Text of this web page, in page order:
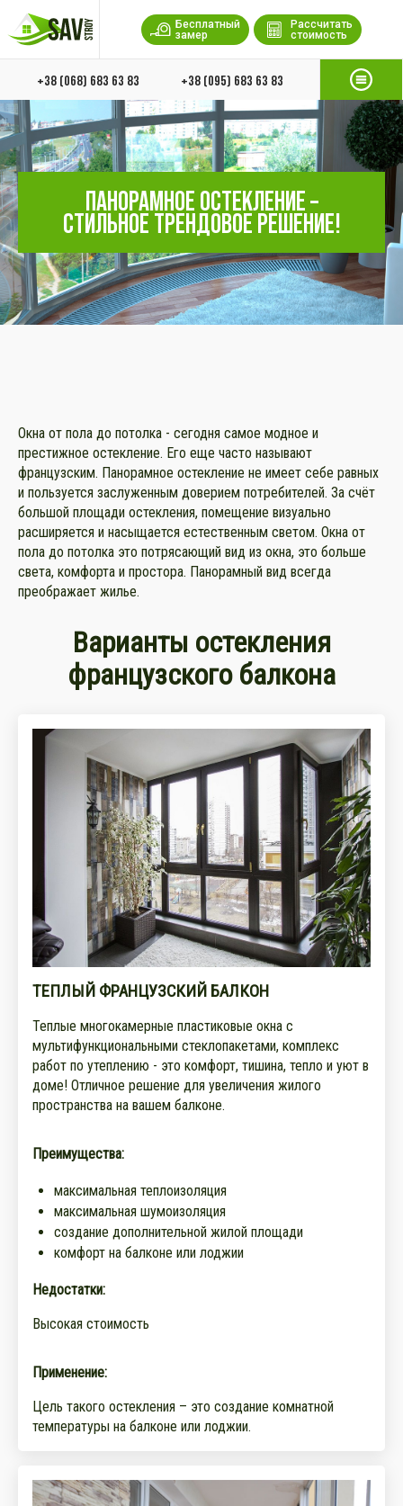
Бесплатный
замер
Рассчитать
стоимость
+38 (068) 683 63 83 +38 (095) 683 63 83
ПАНОРАМНОЕ ОСТЕКЛЕНИЕ –
СТИЛЬНОЕ ТРЕНДОВОЕ РЕШЕНИЕ!
Окна от пола до потолка - сегодня самое модное и
престижное остекление. Его еще часто называют
французским. Панорамное остекление не имеет себе равных
и пользуется заслуженным доверием потребителей. За счёт
большой площади остекления, помещение визуально
расширяется и насыщается естественным светом. Окна от
пола до потолка это потрясающий вид из окна, это больше
света, комфорта и простора. Панорамный вид всегда
преображает жилье.
Варианты остекления
французского балкона
ТЕПЛЫЙ ФРАНЦУЗСКИЙ БАЛКОН
Теплые многокамерные пластиковые окна с
мультифункциональными стеклопакетами, комплекс
работ по утеплению - это комфорт, тишина, тепло и уют в
доме! Отличное решение для увеличения жилого
пространства на вашем балконе.
Преимущества:
максимальная теплоизоляция
максимальная шумоизоляция
создание дополнительной жилой площади
комфорт на балконе или лоджии
Недостатки:
Высокая стоимость
Применение:
Цель такого остекления – это создание комнатной
температуры на балконе или лоджии.